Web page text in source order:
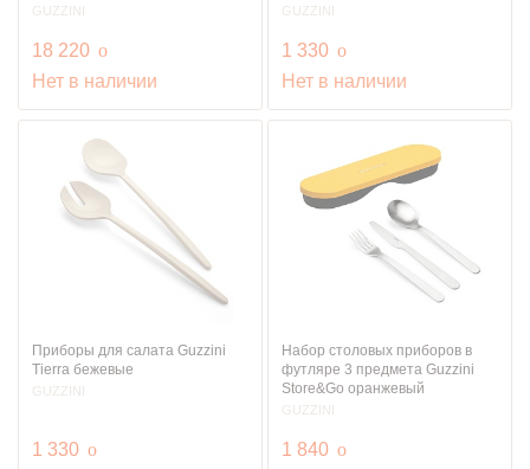
GUZZINI
18 220 руб.
o
Нет в наличии
GUZZINI
1 330 руб.
o
Нет в наличии
Приборы для салата Guzzini
Tierra бежевые
GUZZINI
1 330 руб.
o
Набор столовых приборов в
футляре 3 предмета Guzzini
Store&Go оранжевый
GUZZINI
1 840 руб.
o